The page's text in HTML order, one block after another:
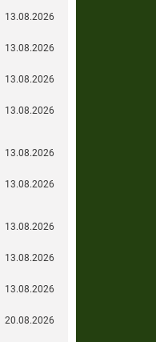
13.08.2026
13.08.2026
13.08.2026
13.08.2026
13.08.2026
13.08.2026
13.08.2026
13.08.2026
13.08.2026
20.08.2026